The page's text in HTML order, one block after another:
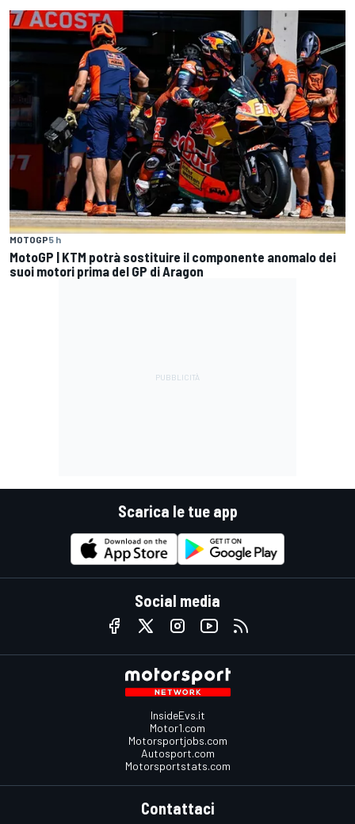
MOTOGP5 h
MotoGP | KTM potrà sostituire il componente anomalo dei
suoi motori prima del GP di Aragon
Scarica le tue app
Social media
InsideEvs.it
Motor1.com
Motorsportjobs.com
Autosport.com
Motorsportstats.com
Contattaci